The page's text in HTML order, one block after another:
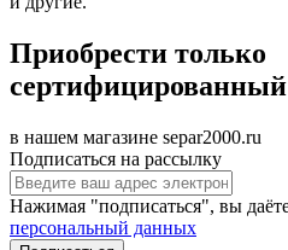
Приобрести только
в нашем магазине separ2000.ru
Подписаться на рассылку
Нажимая "подписаться", вы
персональный данных